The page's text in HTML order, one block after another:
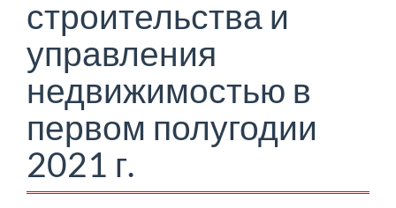
строительства и
управления
недвижимостью в
первом полугодии
2021 г.